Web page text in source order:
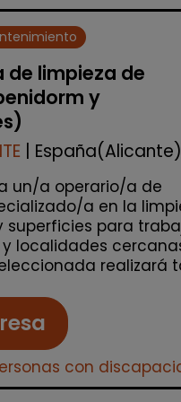
de limpieza de
y
| España(Alicante)
un/a operario/a de
a en la
superficies para
localidades
realizará
con